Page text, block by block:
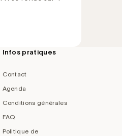
Infos pratiques
Contact
Agenda
Conditions générales
FAQ
Politique de